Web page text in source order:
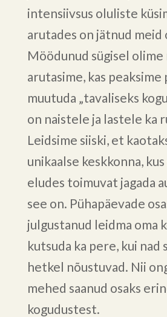
intensiivsus oluliste
arutades on jätnud meid
Möödunud sügisel
arutasime, kas peaksime
muutuda „tavaliseks
on naistele ja lastele ka
Leidsime siiski, et
unikaalse keskkonna, kus
eludes toimuvat jagada
see on. Pühapäevade
julgustanud leidma oma
kutsuda ka pere, kui nad
hetkel nõustuvad. Nii
mehed saanud osaks
kogudustest.